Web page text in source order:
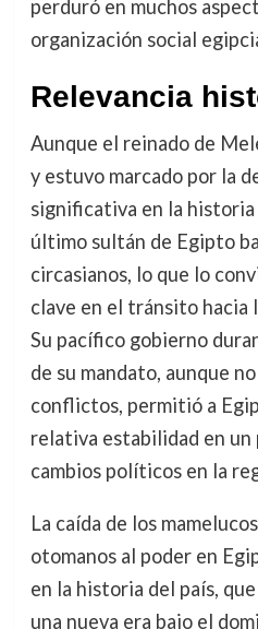
perduró en muchos
organización social
Relevancia
Aunque el reinado de
y estuvo marcado por la
significativa en la
último sultán de Egipto
circasianos, lo que lo
clave en el tránsito hacia
Su pacífico gobierno
de su mandato, aunque
conflictos, permitió a
relativa estabilidad en un
cambios políticos en la
La caída de los
otomanos al poder en
en la historia del país,
una nueva era bajo el